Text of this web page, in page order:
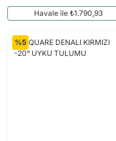
Havale ile ₺1.790,93
%5